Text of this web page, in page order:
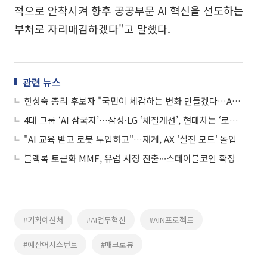
적으로 안착시켜 향후 공공부문 AI 혁신을 선도하는
부처로 자리매김하겠다"고 말했다.
관련 뉴스
한성숙 총리 후보자 "국민이 체감하는 변화 만들겠다…AI 대전환 집중"
4대 그룹 ‘AI 삼국지’…삼성·LG ‘체질개선’, 현대차는 ‘로봇’, SK는 ‘조직파괴’
"AI 교육 받고 로봇 투입하고"…재계, AX '실전 모드' 돌입
블랙록 토큰화 MMF, 유럽 시장 진출∙∙∙스테이블코인 확장
#기획예산처 #AI업무혁신 #AIN프로젝트
#예산어시스턴트 #매크로뷰